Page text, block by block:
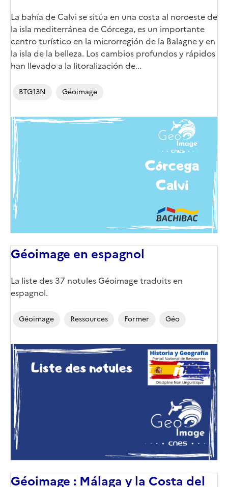
Corps
La bahía de Calvi se sitúa en una costa al noroeste de
la isla mediterránea de Córcega, es un importante
centro turístico en la microrregión de la Balagne y en
la isla de la belleza. Los cambios profundos y rápidos
han llevado a la litoralización de...
BTG13N Géoimage
Image
de
couverture
(conseillée)
Géoimage en espagnol
Corps
La liste des 37 notules Géoimage traduits en
espagnol.
Géoimage Ressources Former Géo
Image
de
couverture
(conseillée)
Géoimage : Málaga y la Costa del